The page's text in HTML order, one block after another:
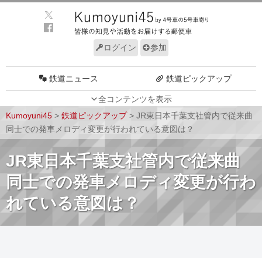
ログイン 参加
全コンテンツを表示
鉄道ニュース 鉄道ピックアップ
車両技術 路線探訪
ルール サイトについて
Kumoyuni45 > 鉄道ピックアップ> JR東日本千葉支社管内で従来曲
同士での発車メロディ変更が行われている意図は？
JR東日本千葉支社管内で従来曲
同士での発車メロディ変更が行わ
れている意図は？